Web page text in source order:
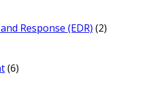
Response (EDR) (2)
(6)